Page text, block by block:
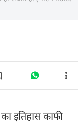
इतिहास काफी